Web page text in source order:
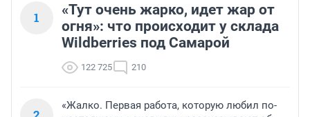
1
«Тут очень жарко, идет жар от
огня»: что происходит у склада
Wildberries под Самарой
122 725 210
«Жалко. Первая работа, которую любил по-